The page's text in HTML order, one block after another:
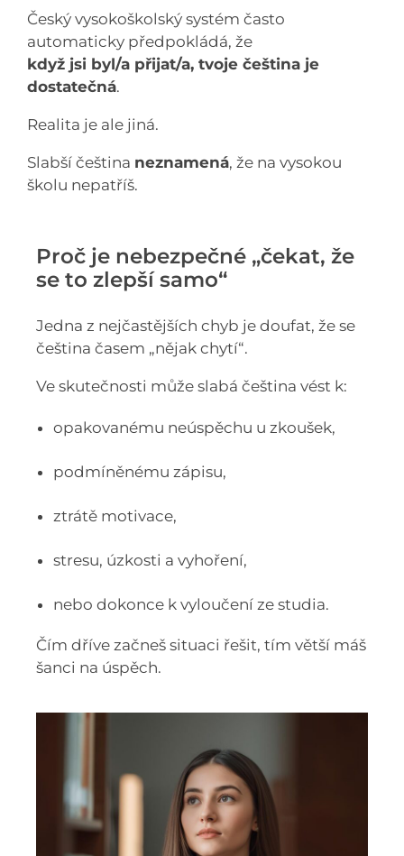
Český vysokoškolský systém často
automaticky předpokládá, že
když jsi byl/a přijat/a, tvoje čeština je
dostatečná.
Realita je ale jiná.
Slabší čeština neznamená, že na vysokou
školu nepatříš.
Proč je nebezpečné „čekat, že
se to zlepší samo“
Jedna z nejčastějších chyb je doufat, že se
čeština časem „nějak chytí“.
Ve skutečnosti může slabá čeština vést k:
opakovanému neúspěchu u zkoušek,
podmíněnému zápisu,
ztrátě motivace,
stresu, úzkosti a vyhoření,
nebo dokonce k vyloučení ze studia.
Čím dříve začneš situaci řešit, tím větší máš
šanci na úspěch.